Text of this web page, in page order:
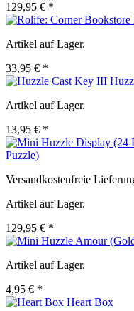
129,95 € *
Artikel auf Lager.
33,95 € *
Artikel auf Lager.
13,95 € *
Puzzle)
Versandkostenfreie
Artikel auf Lager.
129,95 € *
Artikel auf Lager.
4,95 € *
Heart Box